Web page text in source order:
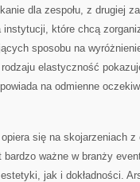
dla zespołu, z drugiej
które chcą
sposobu na
elastyczność
na odmienne
się na skojarzeniach
bardzo ważne w branży
jak i dokładności.